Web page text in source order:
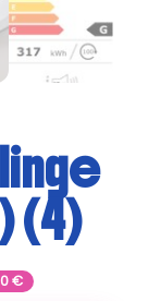
(4)
€